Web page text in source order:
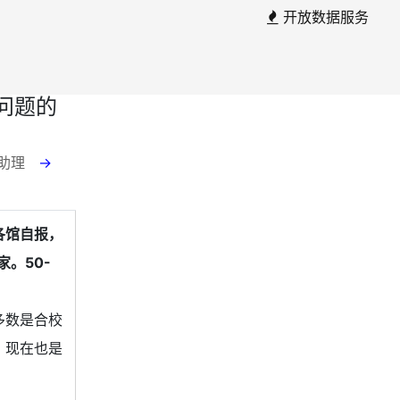
开放数据服务
题的
理 →
自报，
。50-
数是合校
现在也是